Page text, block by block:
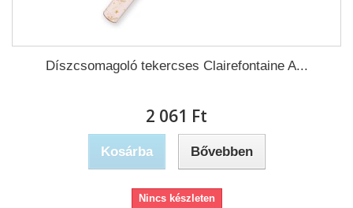
Díszcsomagoló tekercses Clairefontaine A...
2 061 Ft‎
Kosárba Bővebben
Nincs készleten